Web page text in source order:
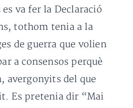
es va fer la Declaració
tothom tenia a la
de guerra que volien
a consensos perquè
avergonyits del que
Es pretenia dir “Mai